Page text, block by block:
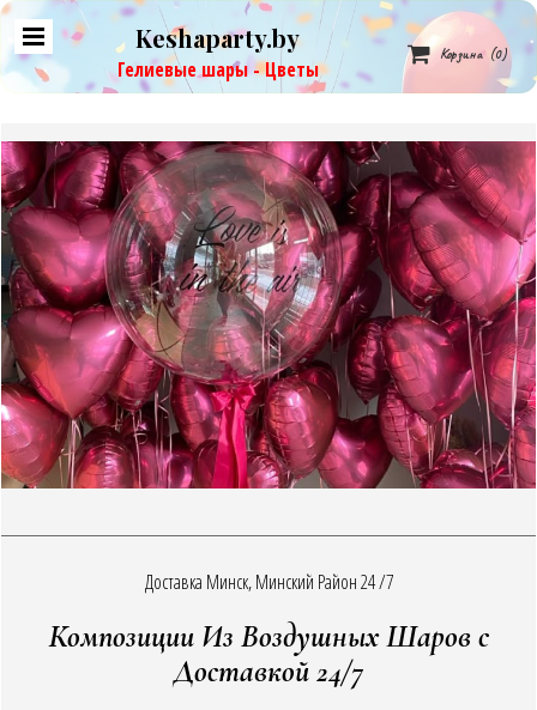
Keshaparty.by
Гелиевые шары - Цветы
 Корзина (0)
Доставка Минск, Минский Район 24 /7
Композиции Из Воздушных Шаров с
Доставкой 24/7